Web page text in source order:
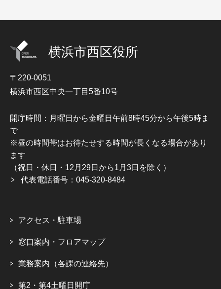
横浜市西区役所
〒220-0051
横浜市西区中央一丁目5番10号
開庁時間：月曜日から金曜日午前8時45分から午後5時ま
で
※昼の時間帯はお待たせする時間が長くなる場合があり
ます
（祝日・休日・12月29日から1月3日を除く）
代表電話番号：045-320-8484
アクセス・駐車場
窓口案内・フロアマップ
業務案内（各課の連絡先）
第2・第4土曜日開庁